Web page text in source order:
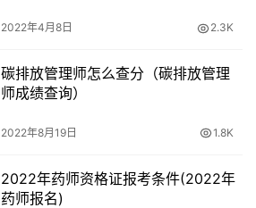
2022年4月8日 2.3K
碳排放管理师怎么查分（碳排放管理
师成绩查询）
2022年8月19日 1.8K
2022年药师资格证报考条件(2022年
药师报名)